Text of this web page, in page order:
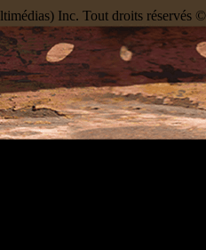
Inc. Tout droits réservés